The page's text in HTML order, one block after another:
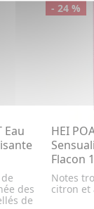
Eau
des
de
- 24 %
HEI
Flacon
Notes
citron et